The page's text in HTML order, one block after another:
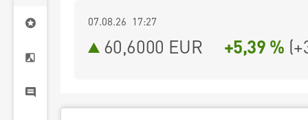
07.08.26 17:27
60,6000 EUR +5,39 % (